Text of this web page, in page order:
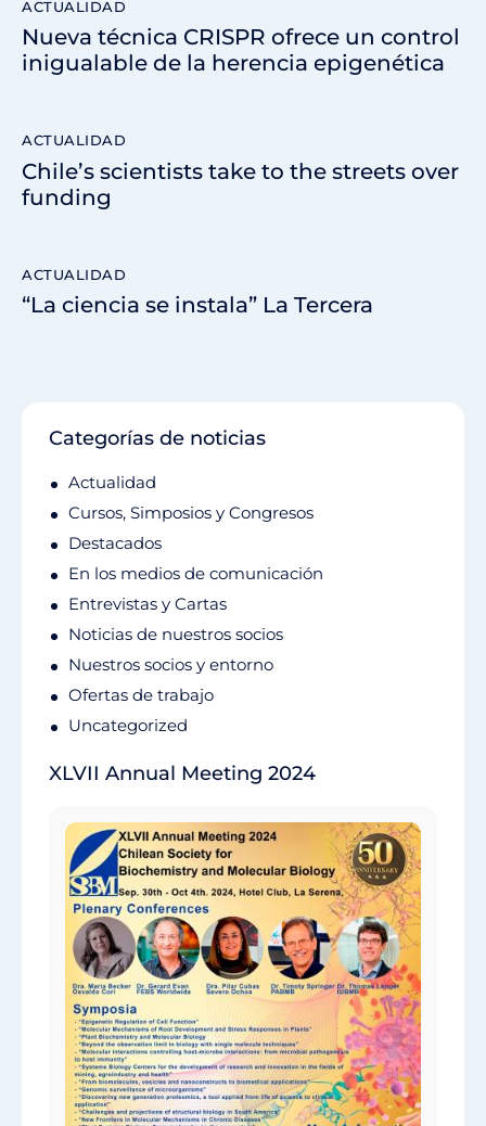
ACTUALIDAD
Nueva técnica CRISPR ofrece un control
inigualable de la herencia epigenética
ACTUALIDAD
Chile’s scientists take to the streets over
funding
ACTUALIDAD
“La ciencia se instala” La Tercera
Categorías de noticias
Actualidad
Cursos, Simposios y Congresos
Destacados
En los medios de comunicación
Entrevistas y Cartas
Noticias de nuestros socios
Nuestros socios y entorno
Ofertas de trabajo
Uncategorized
XLVII Annual Meeting 2024